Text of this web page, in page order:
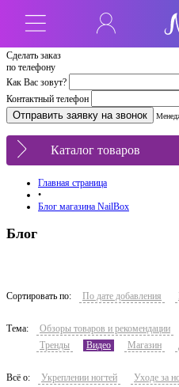
Сделать заказ
по телефону
Как Вас зовут?
Контактный телефон
Каталог товаров
Главная страница
•
Блог магазина NailBox
Блог
Сортировать по: По дате добавления
Тема: Обзоры товаров и рекомендации
Тренды
Видео Магазин
Всё о: Укреплении ногтей Уходе за